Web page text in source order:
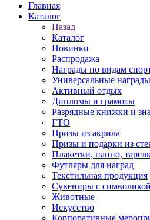
Главная
Каталог
Назад
Каталог
Новинки
Распродажа
Награды по видам
Универсальные награды
Активный отдых
Дипломы и грамоты
Разрядные книжки и
ГТО
Призы из акрила
Призы и подарки из
Плакетки, панно,
Футляры для наград
Текстильная продукция
Сувениры с
Животные
Искусство
Корпоративные